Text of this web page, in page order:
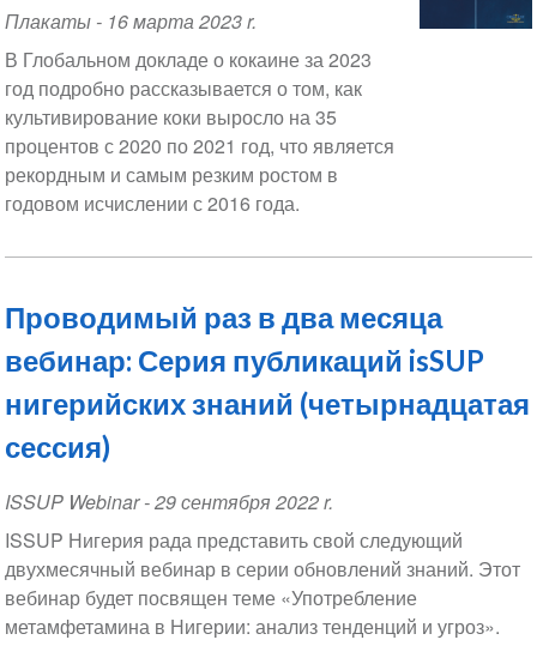
Плакаты- 16 марта 2023 r.
В Глобальном докладе о кокаине за 2023
год подробно рассказывается о том, как
культивирование коки выросло на 35
процентов с 2020 по 2021 год, что является
рекордным и самым резким ростом в
годовом исчислении с 2016 года.
Проводимый раз в два месяца
вебинар: Серия публикаций isSUP
нигерийских знаний (четырнадцатая
сессия)
ISSUP Webinar-29 сентября 2022 r.
ISSUP Нигерия рада представить свой следующий
двухмесячный вебинар в серии обновлений знаний. Этот
вебинар будет посвящен теме «Употребление
метамфетамина в Нигерии: анализ тенденций и угроз».